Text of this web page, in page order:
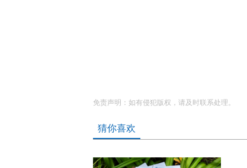
免责声明：如有侵犯版权，请及时联系处理。
猜你喜欢